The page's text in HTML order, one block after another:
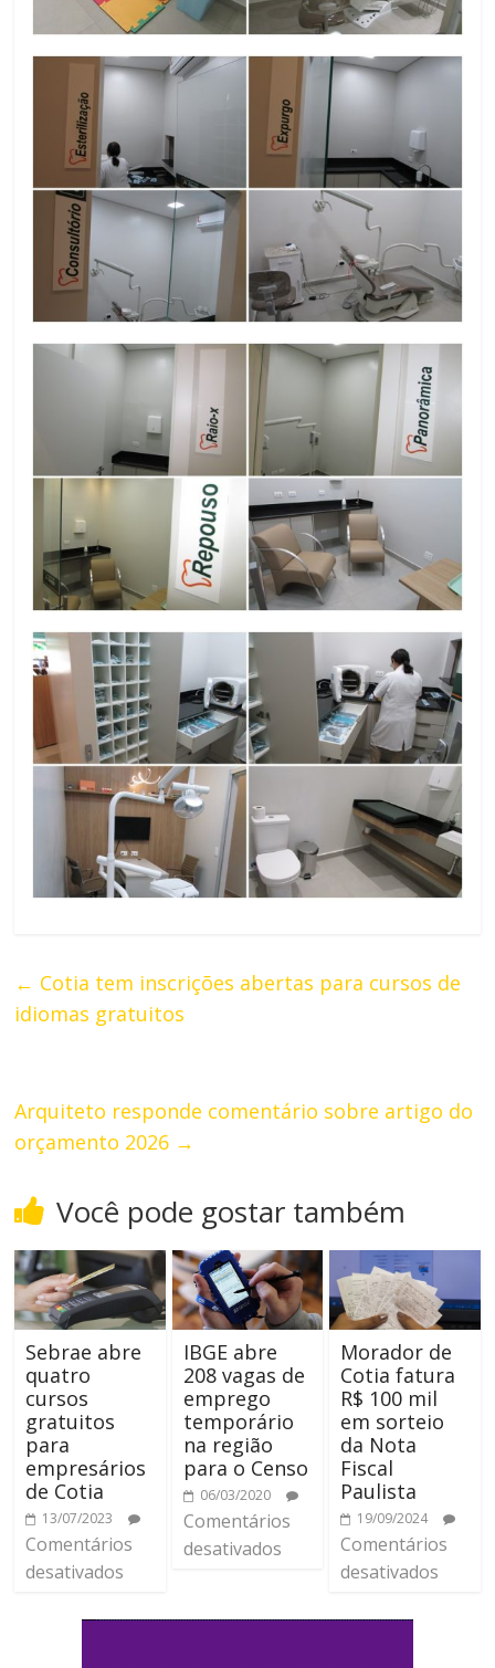
← Cotia tem inscrições abertas para cursos de
idiomas gratuitos
Arquiteto responde comentário sobre artigo do
orçamento 2026 →
Você pode gostar também
Sebrae abre
quatro
cursos
gratuitos
para
empresários
de Cotia
13/07/2023
Comentários
desativados
IBGE abre
208 vagas de
emprego
temporário
na região
para o Censo
06/03/2020
Comentários
desativados
Morador de
Cotia fatura
R$ 100 mil
em sorteio
da Nota
Fiscal
Paulista
19/09/2024
Comentários
desativados